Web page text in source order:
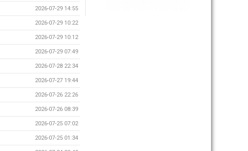
2026-07-29 14:55
2026-07-29 10:22
2026-07-29 10:12
2026-07-29 07:49
2026-07-28 22:34
2026-07-27 19:44
2026-07-26 22:26
2026-07-26 08:39
2026-07-25 07:02
2026-07-25 01:34